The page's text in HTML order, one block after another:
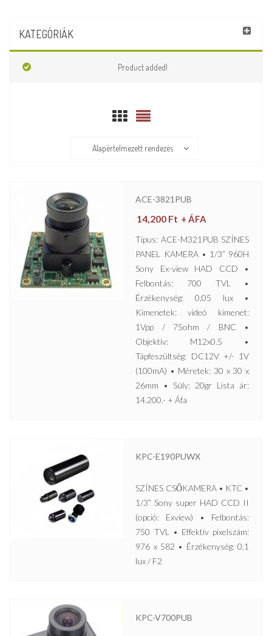
KATEGÓRIÁK
Product added!
Alapértelmezett rendezés
ACE-3821PUB
14,200 Ft + ÁFA
Típus: ACE-M321PUB SZÍNES
PANEL KAMERA • 1/3” 960H
Sony Ex-view HAD CCD •
Felbontás: 700 TVL •
Érzékenység: 0,05 lux •
Kimenetek: videó kimenet:
1Vpp / 75ohm / BNC •
Objektív: M12x0.5 •
Tápfeszültség: DC12V +/- 1V
(100mA) • Méretek: 30 x 30 x
26mm • Súly: 20gr Lista ár:
14.200.- + Áfa
KPC-E190PUWX
SZÍNES CSŐKAMERA • KTC •
1/3” Sony super HAD CCD II
(opció: Exview) • Felbontás:
750 TVL • Effektív pixelszám:
976 x 582 • Érzékenység: 0,1
lux / F2
KPC-V700PUB